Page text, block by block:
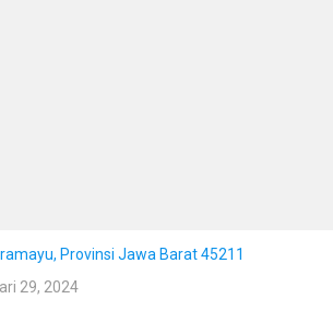
Provinsi Jawa Barat 45211
29, 2024